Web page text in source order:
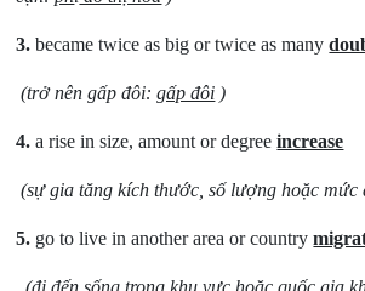
3. became twice as big or twice as many
(trở nên gấp đôi:gấp đôi )
4. a rise in size, amount or degreeincrease
(sự gia tăng kích thước, số lượng hoặc
5. go to live in another area or country